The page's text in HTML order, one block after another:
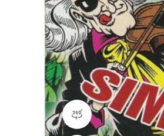
360 product view